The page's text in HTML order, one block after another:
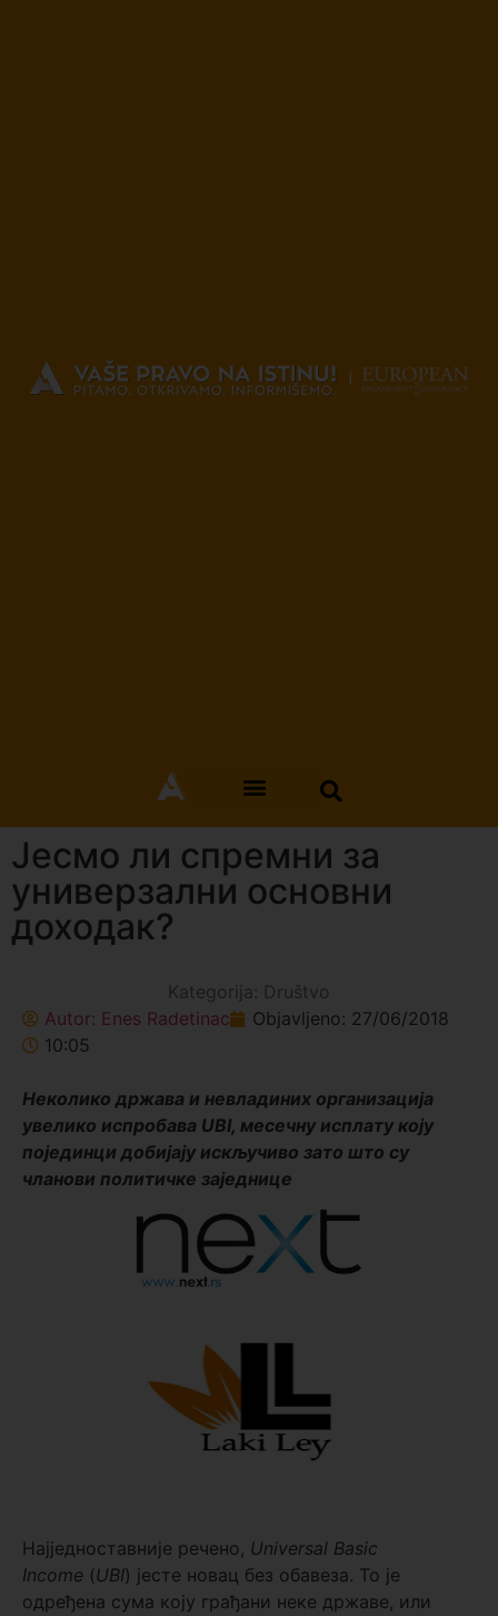
Јесмо ли спремни за
универзални основни
доходак?
Kategorija: Društvo
Autor: Enes Radetinac Objavljeno: 27/06/2018
10:05
Неколико држава и невладиних организација
увелико испробава UBI, месечну исплату коју
појединци добијају искључиво зато што су
чланови политичке заједнице
Најједноставније речено, Universal Basic
Income (UBI) јесте новац без обавеза. То је
одређена сума коју грађани неке државе, или